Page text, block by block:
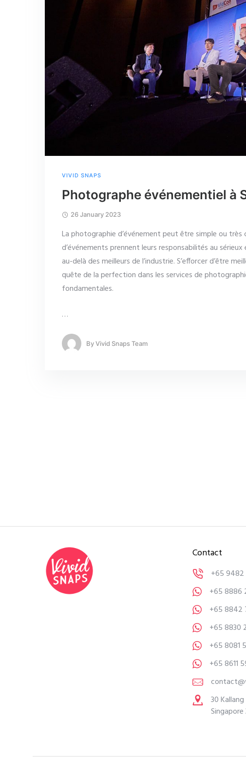
VIVID SNAPS
Photographe événementiel à
26 January 2023
La photographie d’événement peut être simple ou
d’événements prennent leurs responsabilités au
au-delà des meilleurs de l’industrie. S’efforcer d’être
quête de la perfection dans les services de
fondamentales.
…
ByVivid Snaps Team
Contact
+65 9482
+65 8886
+65 8842
+65 8830
+65 8081
+65 8611
30
Singapore